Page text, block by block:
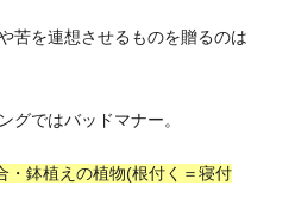
苦を連想させるものを贈るのは
グではバッドマナー。
・鉢植えの植物(根付く＝寝付